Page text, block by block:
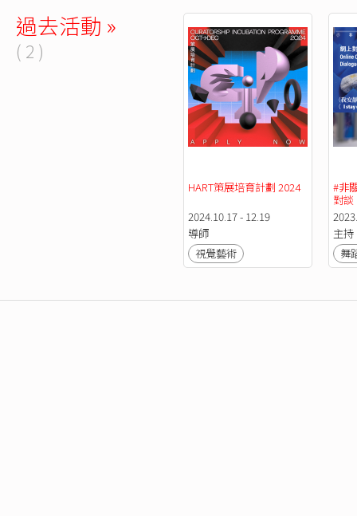
過去活動 »
( 2 )
HART策展培育計劃 2024
2024.10.17 - 12.19
導師
視覺藝術
#非
對
《（
頭）
裏
主持
舞